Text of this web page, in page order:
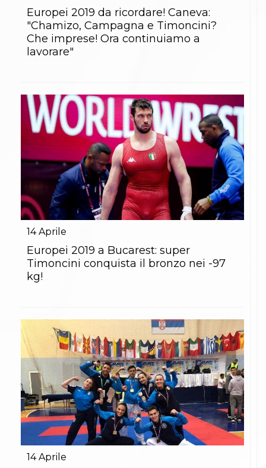
Europei 2019 da ricordare! Caneva:
"Chamizo, Campagna e Timoncini?
Che imprese! Ora continuiamo a
lavorare"
14 Aprile
Europei 2019 a Bucarest: super
Timoncini conquista il bronzo nei -97
kg!
14 Aprile